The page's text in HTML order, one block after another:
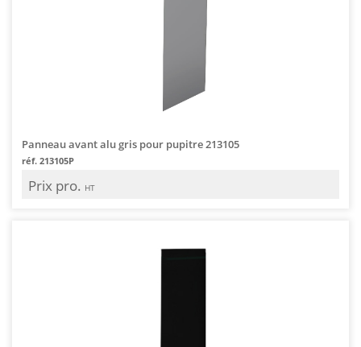
Panneau avant alu gris pour pupitre 213105
réf. 213105P
Prix pro. HT